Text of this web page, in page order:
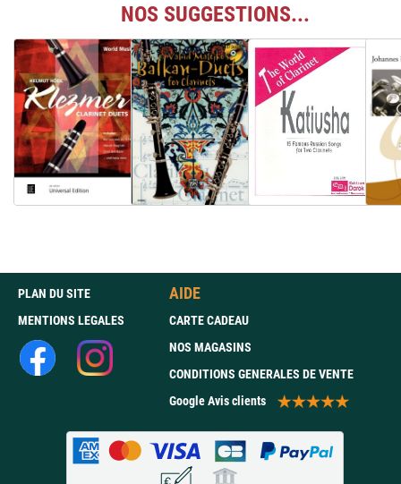
NOS SUGGESTIONS...
PLAN DU SITE
MENTIONS LEGALES
AIDE
CARTE CADEAU
NOS MAGASINS
CONDITIONS GENERALES DE VENTE
Google Avis clients